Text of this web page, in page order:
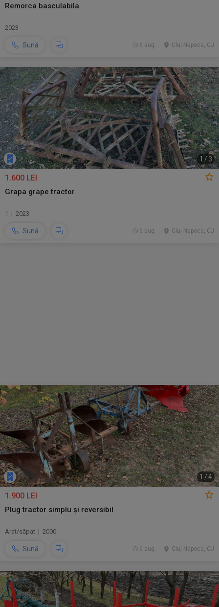
Remorca basculabila
2023
Sună Cluj-Napoca, CJ
6 aug.
1 /3
1.600 LEI
Grapa grape tractor
1 | 2023
Sună Cluj-Napoca, CJ
6 aug.
1 /4
1.900 LEI
Plug tractor simplu și reversibil
Arat/săpat | 2000
Sună Cluj-Napoca, CJ
6 aug.